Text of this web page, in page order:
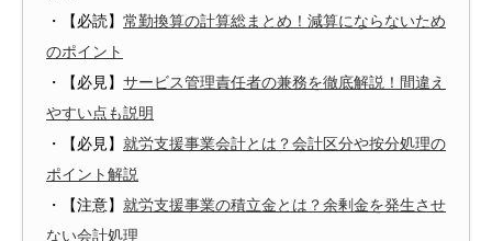
・【必読】 常勤換算の計算総まとめ！減算にならないため
のポイント
・【必見】 サービス管理責任者の兼務を徹底解説！間違え
やすい点も説明
・【必見】 就労支援事業会計とは？会計区分や按分処理の
ポイント解説
・【注意】 就労支援事業の積立金とは？余剰金を発生させ
ない会計処理